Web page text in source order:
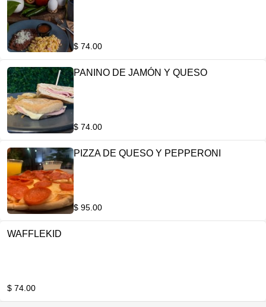
$ 74.00
PANINO DE JAMÓN Y QUESO
$ 74.00
PIZZA DE QUESO Y PEPPERONI
$ 95.00
WAFFLEKID
$ 74.00